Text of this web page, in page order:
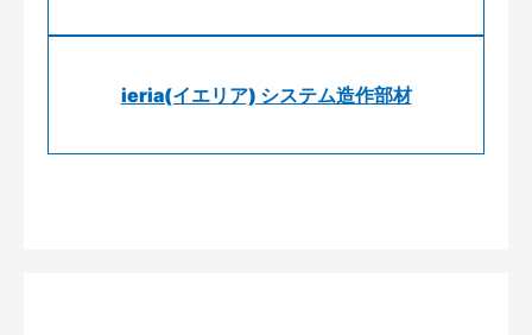
ieria(イエリア) システム造作部材